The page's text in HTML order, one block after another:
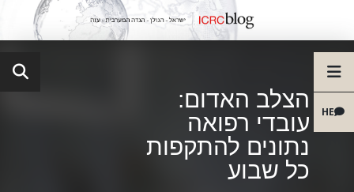
HE
הצלב האדום:
עובדי רפואה
נתונים להתקפות
כל שבוע